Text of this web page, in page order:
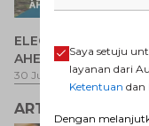
ELECTRIFY YOUR
AHEAD
30 Jul 2026-31 Ags 2026
ARTIKEL LAINNYA
Saya setuju
layanan dari
Ketentuan dan
Dengan